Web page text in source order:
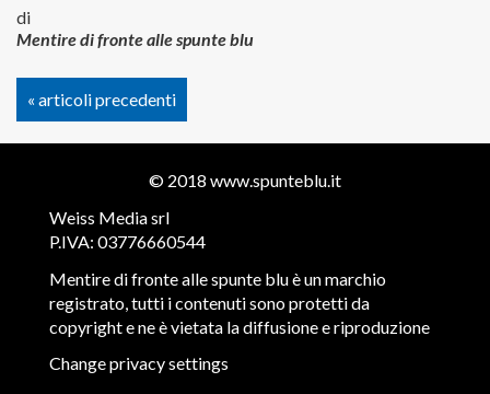
di
Mentire di fronte alle spunte blu
« articoli precedenti
© 2018 www.spunteblu.it
Weiss Media srl
P.IVA: 03776660544
Mentire di fronte alle spunte blu è un marchio
registrato, tutti i contenuti sono protetti da
copyright e ne è vietata la diffusione e riproduzione
Change privacy settings